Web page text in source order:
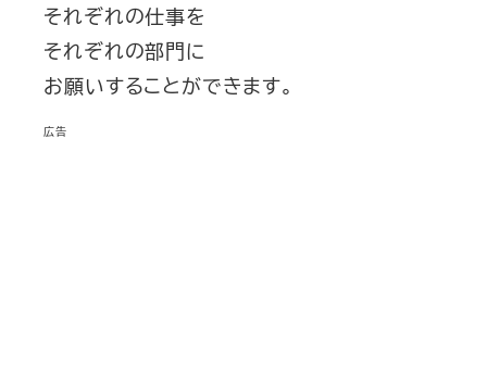
それぞれの仕事を
それぞれの部門に
お願いすることができます。
広告